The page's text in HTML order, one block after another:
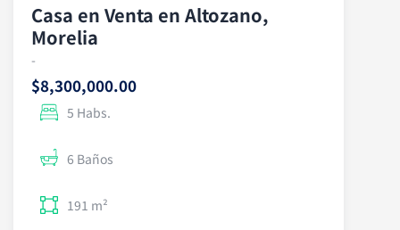
Casa en Venta en Altozano,
Morelia
-
$8,300,000.00
5 Habs.
6 Baños
191 m²